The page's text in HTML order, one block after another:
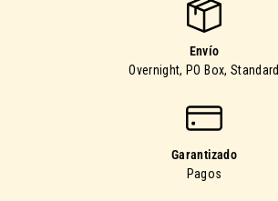
Envío
Overnight, PO Box, Standard
Garantizado
Pagos